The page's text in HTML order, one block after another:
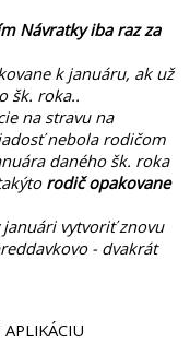
Návratky iba raz za
k januáru, ak už
šk. roka..
na stravu na
nebola rodičom
daného šk. roka
rodič opakovane
vytvoriť znovu
- dvakrát